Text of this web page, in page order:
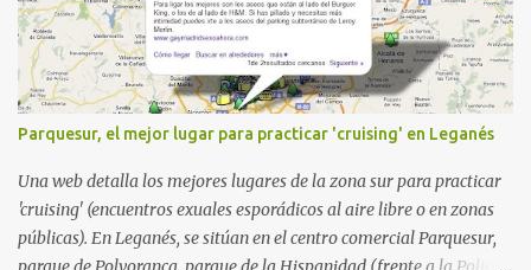
Parquesur, el mejor lugar para practicar 'cruising' en Leganés
Una web detalla los mejores lugares de la zona sur para practicar
'cruising' (encuentros exuales esporádicos al aire libre o en zonas
públicas). En Leganés, se sitúan en el centro comercial Parquesur,